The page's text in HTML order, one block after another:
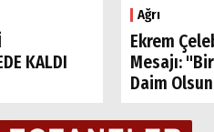
KALDI
Ağrı
Ekrem
Mesajı:
Daim